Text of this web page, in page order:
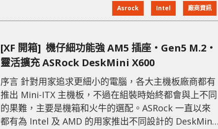
支援 ASRock 自家 Intel Arc A-Series 顯示卡（包含
Intel Arc A770、A750、A580、A380 與 A310 全系列型
Asrock Intel 廠商資訊
[XF 開箱] 機仔細功能強 AM5 插座‧Gen5 M.2‧
靈活擴充 ASRock DeskMini X600
序言 針對用家追求更細小的電腦，各大主機板廠商都有
推出 Mini-ITX 主機板，不過在組裝時始終都會與上不同
的果難，主要是機箱和火牛的選配。ASRock 一直以來
都有為 Intel 及 AMD 的用家推出不同設計的 DeskMini